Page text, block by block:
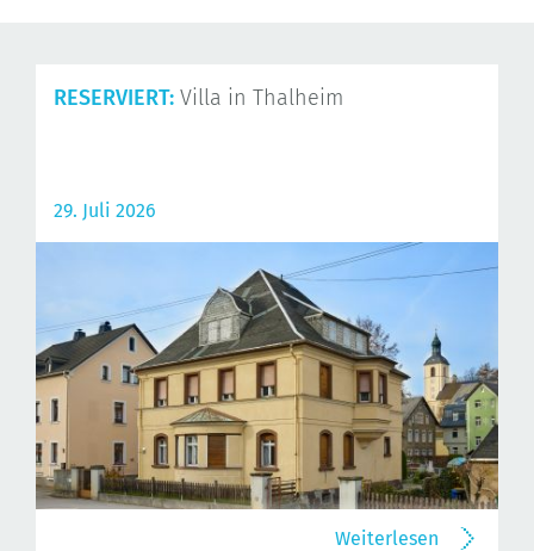
RESERVIERT: Villa in Thalheim
29. Juli 2026
Weiterlesen